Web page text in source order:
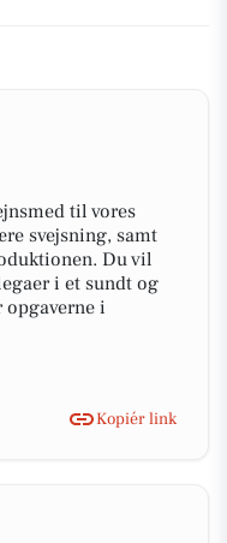
til vores
svejsning, samt
Du vil
i et sundt og
i
Kopiér link